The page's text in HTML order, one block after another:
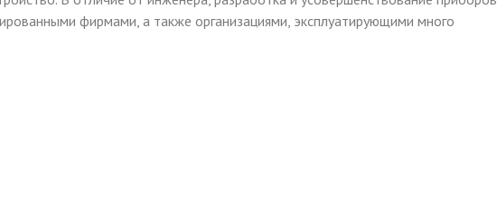
фирмами, а также организациями, эксплуатирующими много